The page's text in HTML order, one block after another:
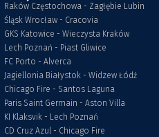
Raków Częstochowa - Zagłębie Lubin
Śląsk Wrocław - Cracovia
GKS Katowice - Wieczysta Kraków
Lech Poznań - Piast Gliwice
FC Porto - Alverca
Jagiellonia Białystok - Widzew Łódź
Chicago Fire - Santos Laguna
Paris Saint Germain - Aston Villa
KI Klaksvik - Lech Poznań
CD Cruz Azul - Chicago Fire